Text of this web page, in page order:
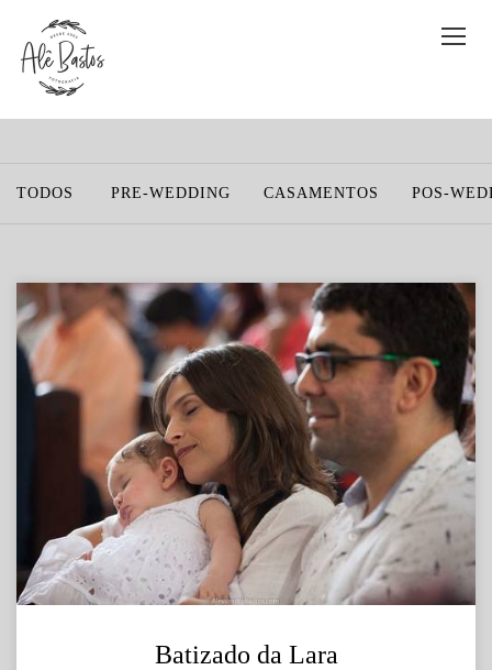
TODOS PRE-WEDDING CASAMENTOS POS-
Batizado da Lara